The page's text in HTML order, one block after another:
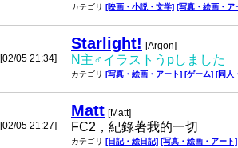
カテゴリ [映画・小説・文学] [写真・絵画・ア
[02/05 21:34]
Starlight! [Argon]
N主♂イラストうpしました
カテゴリ [写真・絵画・アート] [ゲーム] [同人
[02/05 21:27]
Matt [Matt]
FC2，紀錄著我的一切
カテゴリ [日記・絵日記] [写真・絵画・アート]